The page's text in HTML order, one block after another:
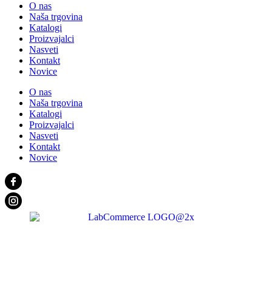
O nas
Naša trgovina
Katalogi
Proizvajalci
Nasveti
Kontakt
Novice
O nas
Naša trgovina
Katalogi
Proizvajalci
Nasveti
Kontakt
Novice